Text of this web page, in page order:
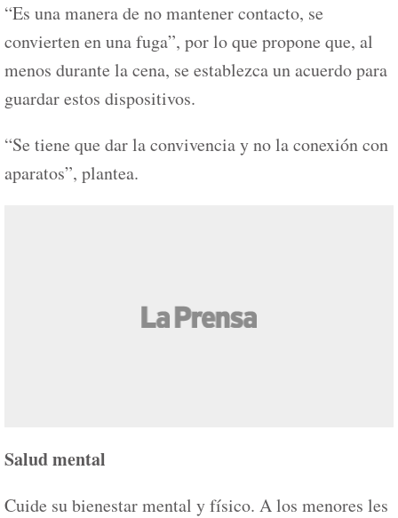
“Es una manera de no mantener contacto, se
convierten en una fuga”, por lo que propone que, al
menos durante la cena, se establezca un acuerdo para
guardar estos dispositivos.
“Se tiene que dar la convivencia y no la conexión con
aparatos”, plantea.
Salud mental
Cuide su bienestar mental y físico. A los menores les